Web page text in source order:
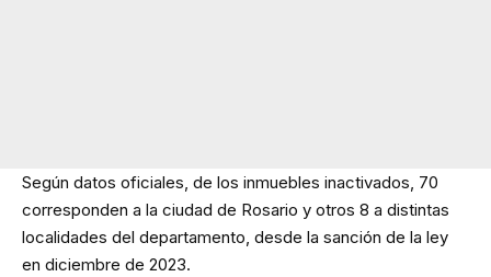
Según datos oficiales, de los inmuebles inactivados, 70
corresponden a la ciudad de Rosario y otros 8 a distintas
localidades del departamento, desde la sanción de la ley
en diciembre de 2023.